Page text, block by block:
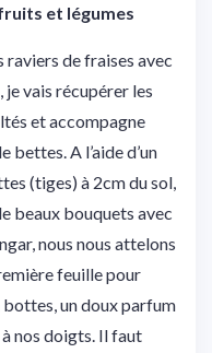
et légumes
raviers de fraises avec
je vais récupérer les
et accompagne
A l’aide d’un
(tiges) à 2cm du sol,
beaux bouquets avec
nous nous attelons
feuille pour
un doux parfum
à nos doigts. Il faut